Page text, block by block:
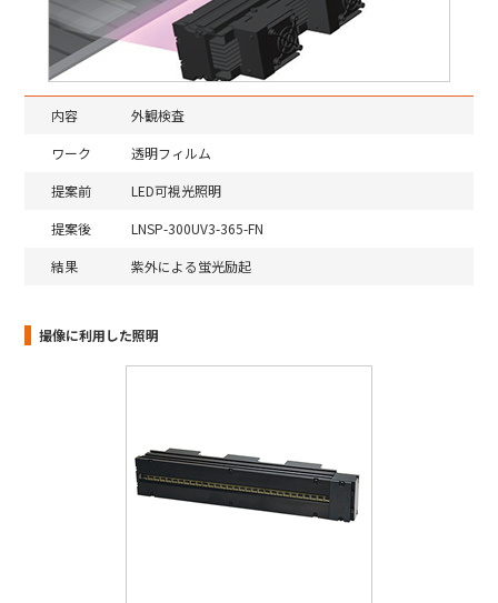
内容
外観検査
ワーク
透明フィルム
提案前
LED可視光照明
提案後
LNSP-300UV3-365-FN
結果
紫外による蛍光励起
撮像に利用した照明